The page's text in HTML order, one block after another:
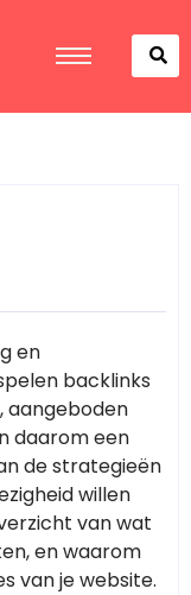
en
backlinks
aangeboden
daarom een
de strategieën
willen
van wat
en waarom
van je website.